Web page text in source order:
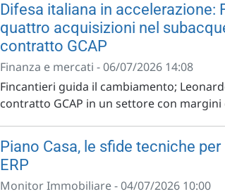
Difesa italiana in accelerazione:
quattro acquisizioni nel
contratto GCAP
Finanza e mercati - 06/07/2026 14:08
Fincantieri guida il cambiamento;
contratto GCAP in un settore con
Piano Casa, le sfide tecniche
ERP
Monitor Immobiliare - 04/07/2026 10:00